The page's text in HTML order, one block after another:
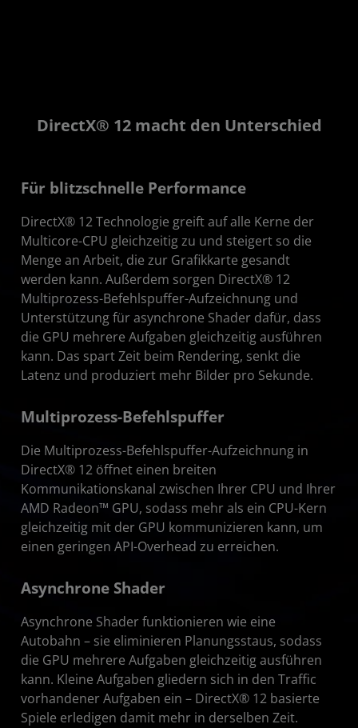
DirectX® 12 macht den Unterschied
Für blitzschnelle Performance
DirectX® 12 Technologie greift auf alle Kerne der
Multicore-CPU gleichzeitig zu und steigert so die
Menge an Arbeit, die zur Grafikkarte gesandt
werden kann. Außerdem sorgen DirectX® 12
Multiprozess-Befehlspuffer-Aufzeichnung und
Unterstützung für asynchrone Shader dafür, dass
die GPU mehrere Aufgaben gleichzeitig ausführen
kann. Das spart Zeit beim Rendering, senkt die
Latenz und prod​uziert mehr Bilder pro Sekunde.
Multiprozess-Befehlspuffer
Die Multiprozess-Befehlspuffer-Aufzeichnung in
DirectX® 12 öffnet einen breiten
Kommunikationskanal zwischen Ihrer CPU und Ihrer
AMD Radeon™ GPU, sodass mehr als ein CPU-Kern
gleichzeitig mit der GPU kommunizieren kann, um
einen geringen API-Overhead zu erreichen.
Asynchrone Shader
Asynchrone Shader funktionieren wie eine
Autobahn – sie eliminieren Planungsstaus, sodass
die GPU mehrere Aufgaben gleichzeitig ausführen
kann. Kleine Aufgaben gliedern sich in den Traffic
vorhandener Aufgaben ein – DirectX® 12 basierte
Spiele erledigen damit mehr in derselben Zeit.